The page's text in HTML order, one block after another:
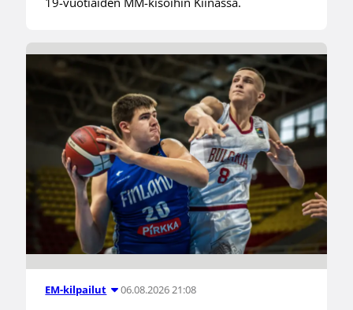
EM-kilpailut 06.08.2026 21:08